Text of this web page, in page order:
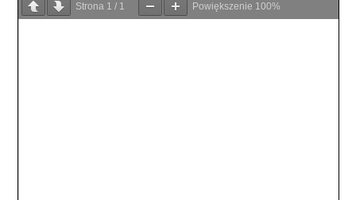
Strona 1 / 1 Powiększenie 100%